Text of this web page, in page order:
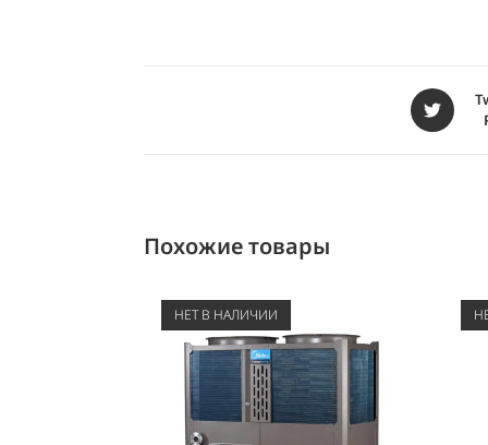
Похожие товары
НЕТ В НАЛИЧИИ